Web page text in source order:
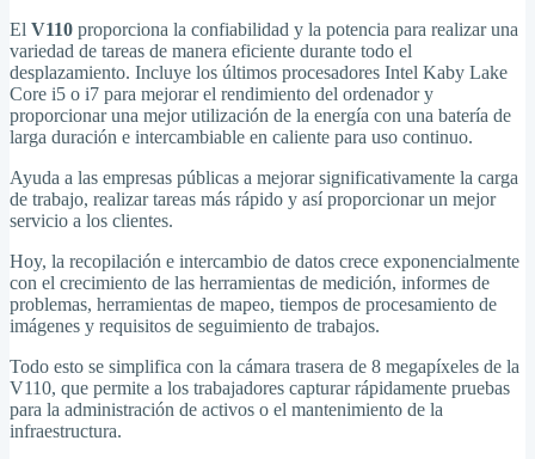
El V110 proporciona la confiabilidad y la potencia para realizar una
variedad de tareas de manera eficiente durante todo el
desplazamiento. Incluye los últimos procesadores Intel Kaby Lake
Core i5 o i7 para mejorar el rendimiento del ordenador y
proporcionar una mejor utilización de la energía con una batería de
larga duración e intercambiable en caliente para uso continuo.
Ayuda a las empresas públicas a mejorar significativamente la carga
de trabajo, realizar tareas más rápido y así proporcionar un mejor
servicio a los clientes.
Hoy, la recopilación e intercambio de datos crece exponencialmente
con el crecimiento de las herramientas de medición, informes de
problemas, herramientas de mapeo, tiempos de procesamiento de
imágenes y requisitos de seguimiento de trabajos.
Todo esto se simplifica con la cámara trasera de 8 megapíxeles de la
V110, que permite a los trabajadores capturar rápidamente pruebas
para la administración de activos o el mantenimiento de la
infraestructura.